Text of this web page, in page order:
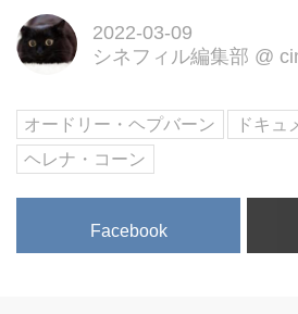
2022-03-09
シネフィル編集部 @
オードリー・ヘプバーン
ドキュ
ヘレナ・コーン
Facebook